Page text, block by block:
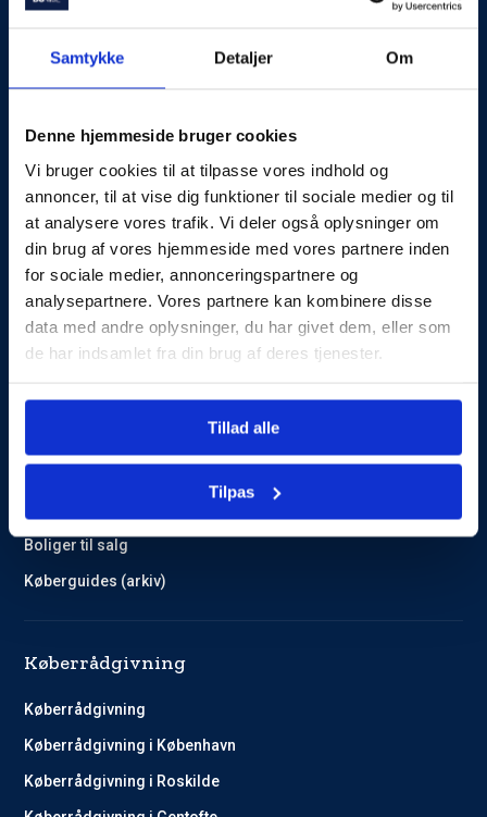
Samtykke Detaljer Om
Denne hjemmeside bruger cookies
Vi bruger cookies til at tilpasse vores indhold og
annoncer, til at vise dig funktioner til sociale medier og til
at analysere vores trafik. Vi deler også oplysninger om
din brug af vores hjemmeside med vores partnere inden
for sociale medier, annonceringspartnere og
analysepartnere. Vores partnere kan kombinere disse
data med andre oplysninger, du har givet dem, eller som
de har indsamlet fra din brug af deres tjenester.
Tillad alle
Tilpas
Tlf.72600400 , mandag til fredag 9:00-20:00
Om Bomae
Kontakt
Karriere
Mød Rådgiverne
Boliger til salg
Køberguides (arkiv)
Køberrådgivning
Køberrådgivning
Køberrådgivning i København
Køberrådgivning i Roskilde